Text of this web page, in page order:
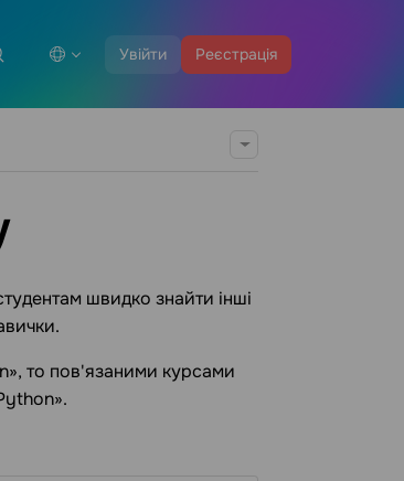
Увійти Реєстрація
швидко знайти інші
то пов'язаними курсами